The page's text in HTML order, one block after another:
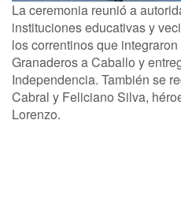
La ceremonia reunió a
instituciones educativas y
los correntinos que
Granaderos a Caballo y
Independencia. También se
Cabral y Feliciano Silva,
Lorenzo.